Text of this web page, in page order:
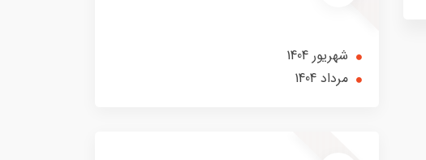
شهریور 1404
مرداد 1404